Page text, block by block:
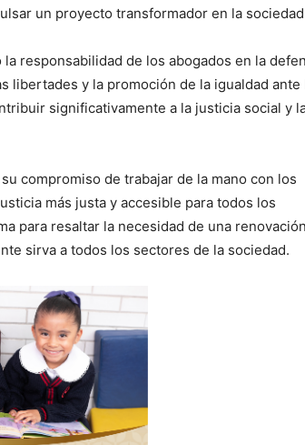
un proyecto transformador en la
responsabilidad de los abogados en la
libertades y la promoción de la igualdad ante
significativamente a la justicia social y
compromiso de trabajar de la mano con los
más justa y accesible para todos los
para resaltar la necesidad de una renovación
sirva a todos los sectores de la sociedad.